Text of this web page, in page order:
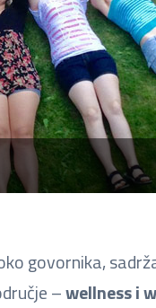
govornika,
–wellness i